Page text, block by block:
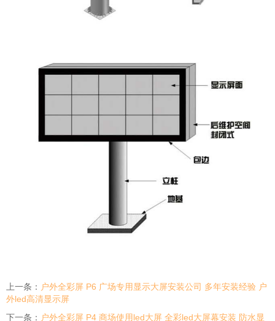
上一条： 户外全彩屏 P6 广场专用显示大屏安装公司 多年安装经验 户
外led高清显示屏
下一条： 户外全彩屏 P4 商场使用led大屏 全彩led大屏幕安装 防水显